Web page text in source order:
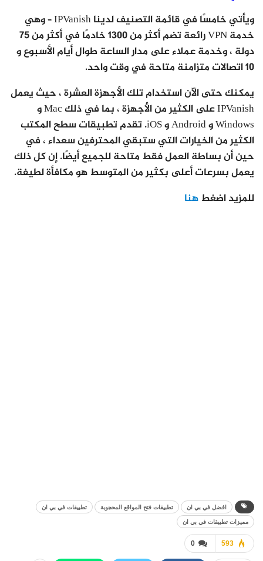
ويأتي خامسًا في قائمة التصنيف لدينا IPVanish – وهي
خدمة VPN رائعة تضم أكثر من 1300 خادمًا في أكثر من 75
دولة ، وخدمة عملاء على مدار الساعة طوال أيام الأسبوع و
10 اتصالات متزامنة متاحة في وقت واحد.
يمكنك حتى الآن استخدام تلك الأجهزة العشرة ، حيث يعمل
IPVanish على الكثير من الأجهزة ، بما في ذلك Mac و
Windows و Android و iOS. تقدم تطبيقات سطح المكتب
الكثير من الخيارات التي ستبقي المحترفين سعداء ، في
حين أن بساطة العمل فقط متاحة للجميع أيضًا. إن كل ذلك
يعمل بسرعات أعلى بكثير من المتوسط ​​هو مكافأة لطيفة.
للمزيد اضغط هنا
افضل في بي ان تطبيقات فتح المواقع المحجوبة
تطبيقات في بي ان
مميزات تطبيقات في بي ان
0 593